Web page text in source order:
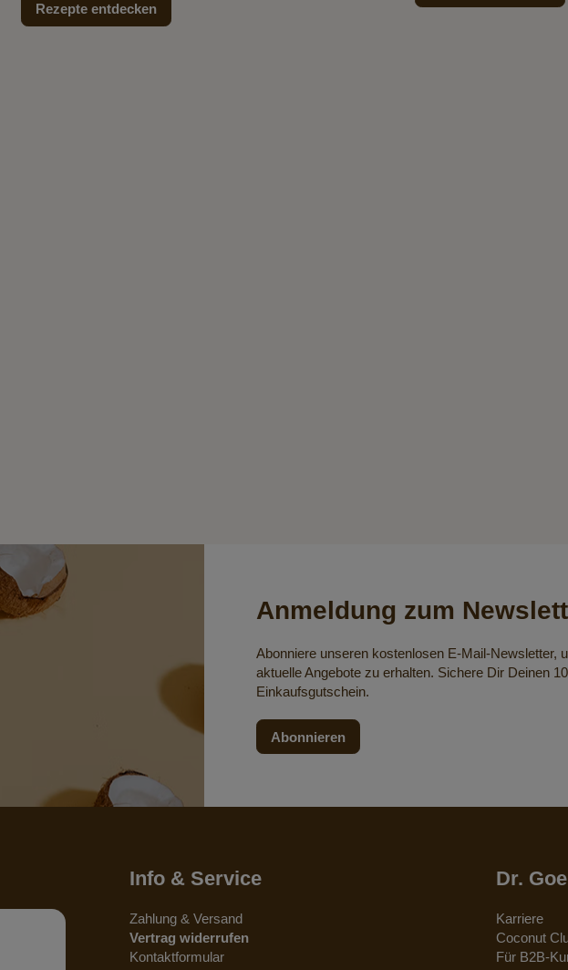
Rezepte entdecken
Anmeldung zum
Abonniere unseren kostenlosen E-Mail-Newsletter,
aktuelle Angebote zu erhalten. Sichere Dir Deinen
Einkaufsgutschein.
Abonnieren
Info & Service
Zahlung & Versand
Vertrag widerrufen
Kontaktformular
Dr.
Karriere
Coconut
Für B2B-